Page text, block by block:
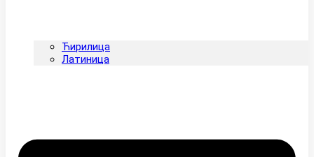
Ћирилица
Латиница